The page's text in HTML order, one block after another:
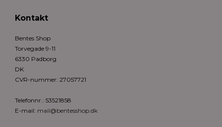
Kontakt
Bentes Shop
Torvegade 9-11
6330 Padborg
DK
CVR-nummer: 27057721
Telefonnr.: 53521858
E-mail: mail@bentesshop.dk